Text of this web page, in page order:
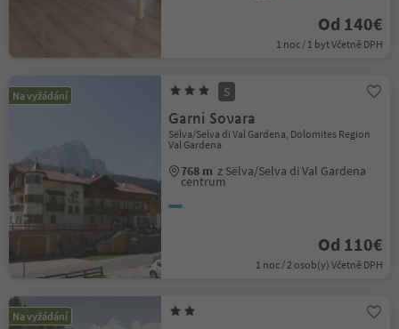
Od 140€
1 noc / 1 byt Včetně DPH
Na vyžádání S
Garni Sovara
Sëlva/Selva di Val Gardena, Dolomites Region
Val Gardena
768 m z Sëlva/Selva di Val Gardena
centrum
Od 110€
1 noc / 2 osob(y) Včetně DPH
Na vyžádání